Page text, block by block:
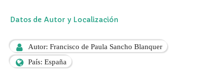
Datos de Autor y Localización
Autor: Francisco de Paula Sancho Blanquer
País: España